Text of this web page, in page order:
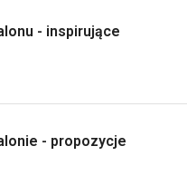
- inspirujące
- propozycje